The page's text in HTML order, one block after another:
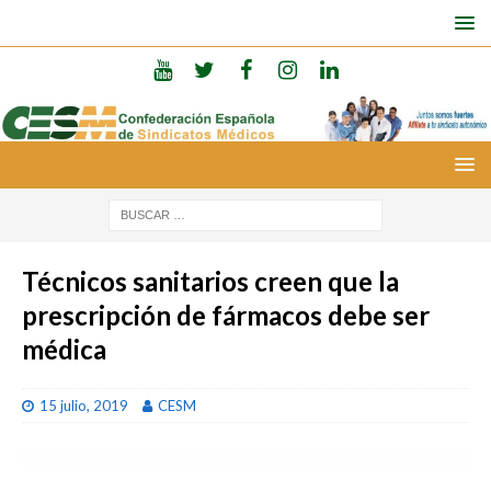
Técnicos sanitarios creen que la
prescripción de fármacos debe ser
médica
15 julio, 2019 CESM